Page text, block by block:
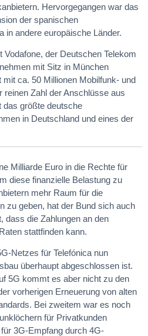
Hervorgegangen war das
der spanischen
in andere europäische Länder.
der Deutschen Telekom
mit Sitz in München
ca. 50 Millionen Mobilfunk- und
reinen Zahl der Anschlüsse aus
das größte deutsche
in Deutschland und eines der
Milliarde Euro in die Rechte für
diese finanzielle Belastung zu
mehr Raum für die
zu geben, hat der Bund sich auch
dass die Zahlungen an den
stattfinden kann.
Netzes für Telefónica nun
überhaupt abgeschlossen ist.
5G kommt es aber nicht zu den
vorherigen Erneuerung von alten
Bei zweitem war es noch
für Privatkunden
3G-Empfang durch 4G-